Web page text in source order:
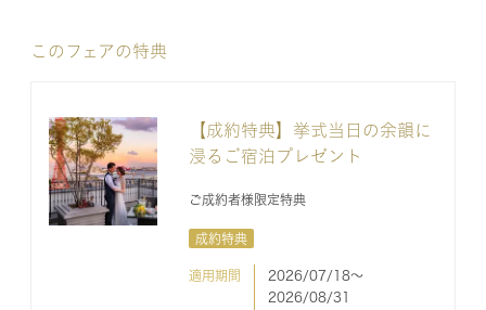
このフェアの特典
【成約特典】挙式当日の余韻に
浸るご宿泊プレゼント
ご成約者様限定特典
成約特典
適用期間
2026/07/18〜
2026/08/31